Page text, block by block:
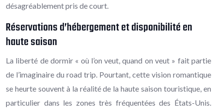
désagréablement pris de court.
Réservations d’hébergement et disponibilité en
haute saison
La liberté de dormir « où l’on veut, quand on veut » fait partie
de l’imaginaire du road trip. Pourtant, cette vision romantique
se heurte souvent à la réalité de la haute saison touristique, en
particulier dans les zones très fréquentées des États-Unis.